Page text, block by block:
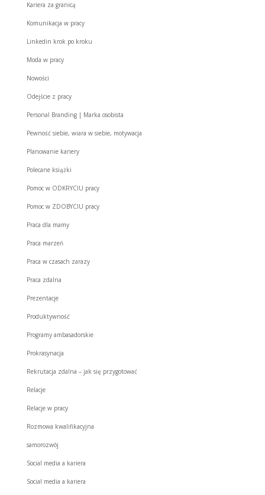
Kariera za granicą
Komunikacja w pracy
Linkedin krok po kroku
Moda w pracy
Nowości
Odejście z pracy
Personal Branding | Marka osobista
Pewność siebie, wiara w siebie, motywacja
Planowanie kariery
Polecane książki
Pomoc w ODKRYCIU pracy
Pomoc w ZDOBYCIU pracy
Praca dla mamy
Praca marzeń
Praca w czasach zarazy
Praca zdalna
Prezentacje
Produktywność
Programy ambasadorskie
Prokrasynacja
Rekrutacja zdalna – jak się przygotować
Relacje
Relacje w pracy
Rozmowa kwalifikacyjna
samorozwój
Social media a kariera
Social media a kariera